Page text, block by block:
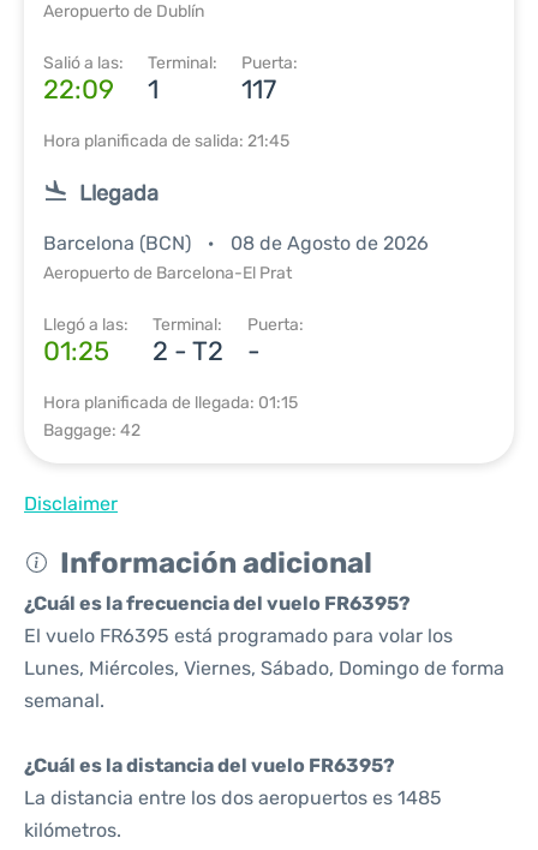
Aeropuerto de Dublín
Salió a las:
22:09
Terminal:
1
Puerta:
117
Hora planificada de salida: 21:45
Llegada
Barcelona (BCN) 08 de Agosto de 2026
Aeropuerto de Barcelona-El Prat
Llegó a las:
01:25
Terminal:
2 - T2
Puerta:
-
Hora planificada de llegada: 01:15
Baggage: 42
Disclaimer
Información adicional
¿Cuál es la frecuencia del vuelo FR6395?
El vuelo FR6395 está programado para volar los
Lunes, Miércoles, Viernes, Sábado, Domingo de forma
semanal.
¿Cuál es la distancia del vuelo FR6395?
La distancia entre los dos aeropuertos es 1485
kilómetros.